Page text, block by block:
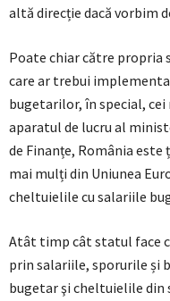
altă direcție dacă vorbim
Poate chiar către propria
care ar trebui
bugetarilor, în special,
aparatul de lucru al
de Finanțe, România este
mai mulți din Uniunea
cheltuielile cu salariile
Atât timp cât statul face
prin salariile, sporurile și
bugetar şi cheltuielile din